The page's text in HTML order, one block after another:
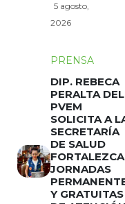
5 agosto,
2026
PRENSA
DIP. REBECA
PERALTA DEL
PVEM
SOLICITA A
SECRETARÍA
DE SALUD
FORTALEZCA
JORNADAS
Y GRATUITAS